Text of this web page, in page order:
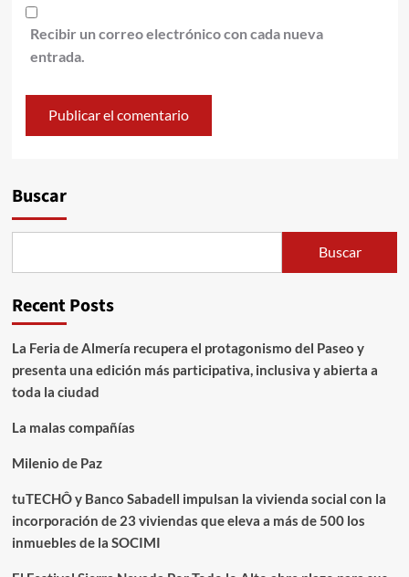
Recibir un correo electrónico con cada nueva
entrada.
Buscar
Buscar
Recent Posts
La Feria de Almería recupera el protagonismo del Paseo y
presenta una edición más participativa, inclusiva y abierta a
toda la ciudad
La malas compañías
Milenio de Paz
tuTECHÔ y Banco Sabadell impulsan la vivienda social con la
incorporación de 23 viviendas que eleva a más de 500 los
inmuebles de la SOCIMI